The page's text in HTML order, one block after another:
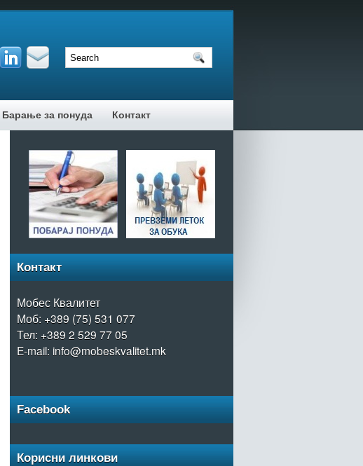
Барање за понуда Контакт
Контакт
Мобес Квалитет
Моб: +389 (75) 531 077
Тел: +389 2 529 77 05
E-mail: info@mobeskvalitet.mk
Facebook
Корисни линкови